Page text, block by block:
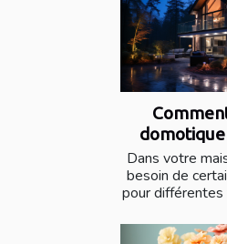
domotique
Dans votre
besoin de
pour différentes